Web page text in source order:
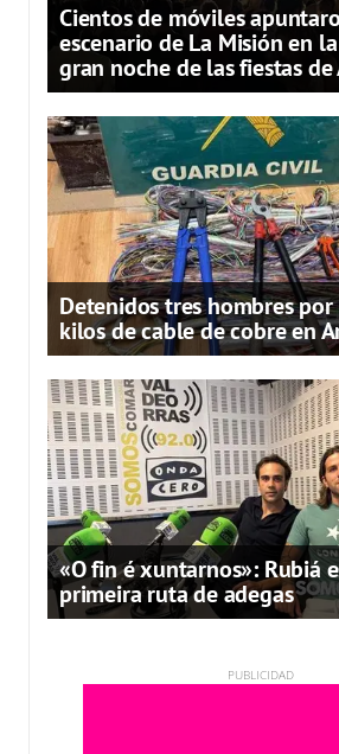
Cientos de móviles
escenario de La Misión en
gran noche de las fiestas de
Detenidos tres hombres
kilos de cable de cobre en
«O fin é xuntarnos»: Rubiá
primeira ruta de adegas